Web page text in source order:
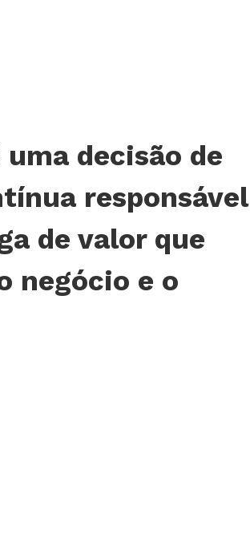
uma decisão de
responsável
de valor que
negócio e o